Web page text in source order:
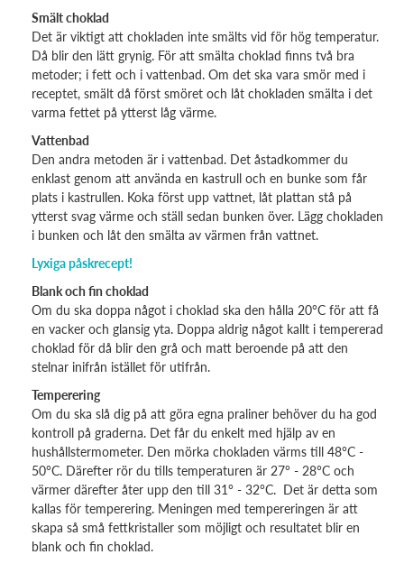
Smält choklad
Det är viktigt att chokladen inte smälts vid för hög temperatur.
Då blir den lätt grynig. För att smälta choklad finns två bra
metoder; i fett och i vattenbad. Om det ska vara smör med i
receptet, smält då först smöret och låt chokladen smälta i det
varma fettet på ytterst låg värme.
Vattenbad
Den andra metoden är i vattenbad. Det åstadkommer du
enklast genom att använda en kastrull och en bunke som får
plats i kastrullen. Koka först upp vattnet, låt plattan stå på
ytterst svag värme och ställ sedan bunken över. Lägg chokladen
i bunken och låt den smälta av värmen från vattnet.
Lyxiga påskrecept!
Blank och fin choklad
Om du ska doppa något i choklad ska den hålla 20°C för att få
en vacker och glansig yta. Doppa aldrig något kallt i tempererad
choklad för då blir den grå och matt beroende på att den
stelnar inifrån istället för utifrån.
Temperering
Om du ska slå dig på att göra egna praliner behöver du ha god
kontroll på graderna. Det får du enkelt med hjälp av en
hushållstermometer. Den mörka chokladen värms till 48°C -
50°C. Därefter rör du tills temperaturen är 27° - 28°C och
värmer därefter åter upp den till 31° - 32°C. Det är detta som
kallas för temperering. Meningen med tempereringen är att
skapa så små fettkristaller som möjligt och resultatet blir en
blank och fin choklad.